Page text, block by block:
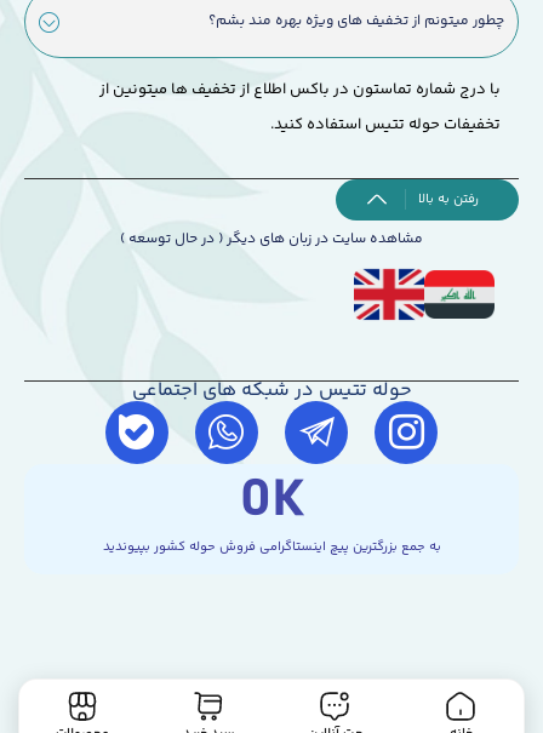
چطور میتونم از تخفیف های ویژه بهره مند بشم؟
با درج شماره تماستون در باکس اطلاع از تخفیف ها میتونین از
تخفیفات حوله تتیس استفاده کنید.
رفتن به بالا
مشاهده سایت در زبان های دیگر ( در حال توسعه )
حوله تتیس در شبکه های اجتماعی
به جمع بزرگترین پیچ اینستاگرامی فروش حوله کشور بپیوندید
K
0